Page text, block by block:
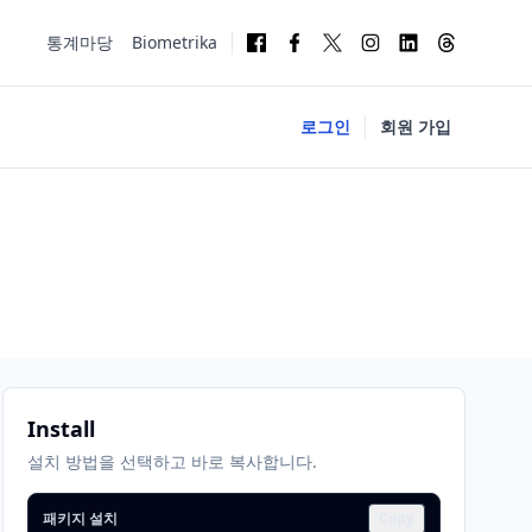
통계마당 Biometrika
로그인 회원 가입
Install
설치 방법을 선택하고 바로 복사합니다.
패키지 설치